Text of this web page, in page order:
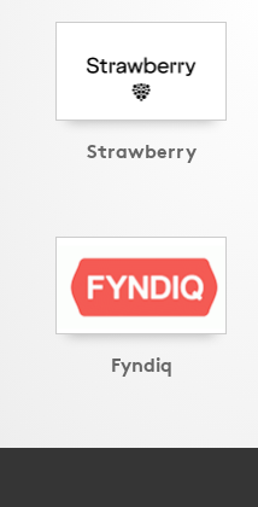
Strawberry
Fyndiq